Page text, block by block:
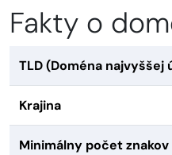
Fakty o
TLD (Doména najvyššej
Krajina
Minimálny počet znakov